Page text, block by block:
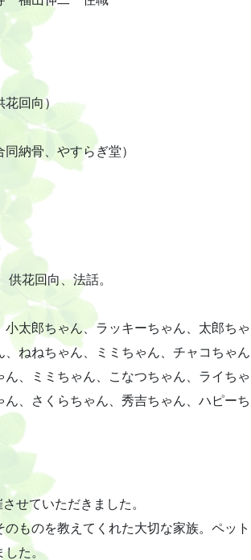
花回向）
納骨、やすらぎ堂）
花回向、法話。
太郎ちゃん、ラッキーちゃん、太郎ち
ねねちゃん、ミミちゃん、チャコちゃ
、ミミちゃん、こなつちゃん、ライち
、さくらちゃん、秀吉ちゃん、ハピー
せていただきました。
のものを教えてくれた大切な家族。ペッ
した。